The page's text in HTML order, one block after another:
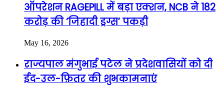
ऑपरेशन RAGEPILL में बड़ा एक्शन, NCB ने 182
करोड़ की ‘जिहादी ड्रग्स’ पकड़ी
May 16, 2026
राज्यपाल मंगुभाई पटेल ने प्रदेशवासियों को दी
ईद-उल-फ़ितर की शुभकामनाएं